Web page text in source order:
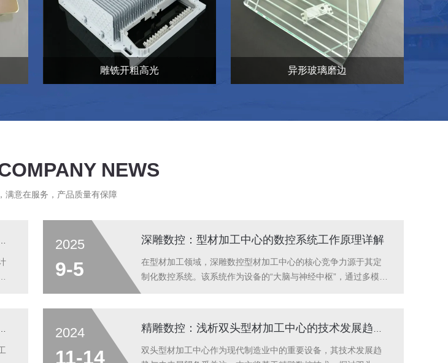
雕铣开粗高光 异形玻璃磨边
NEWS
满意在服务，产品质量有保障
2025
9-5
深雕数控：型材加工中心的数控系统工作原理详解
在型材加工领域，深雕数控型材加工中心的核心竞争力源于其定
制化数控系统。该系统作为设备的“大脑与神经中枢”，通过多模块
2024
11-14
双头型材加工中心作为现代制造业中的重要设备，其技术发展趋